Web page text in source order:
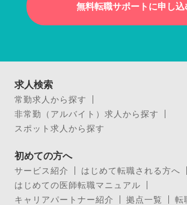
無料転職サポートに申し込
求人検索
常勤求人から探す
非常勤（アルバイト）求人から探す
スポット求人から探す
初めての方へ
サービス紹介
はじめて転職される方へ
はじめての医師転職マニュアル
キャリアパートナー紹介
拠点一覧
転